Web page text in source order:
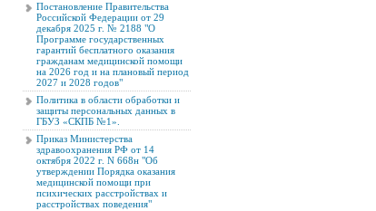
Постановление Правительства
Российской Федерации от 29
декабря 2025 г. № 2188 "О
Программе государственных
гарантий бесплатного оказания
гражданам медицинской помощи
на 2026 год и на плановый период
2027 и 2028 годов"
Политика в области обработки и
защиты персональных данных в
ГБУЗ «СКПБ №1».
Приказ Министерства
здравоохранения РФ от 14
октября 2022 г. N 668н "Об
утверждении Порядка оказания
медицинской помощи при
психических расстройствах и
расстройствах поведения"